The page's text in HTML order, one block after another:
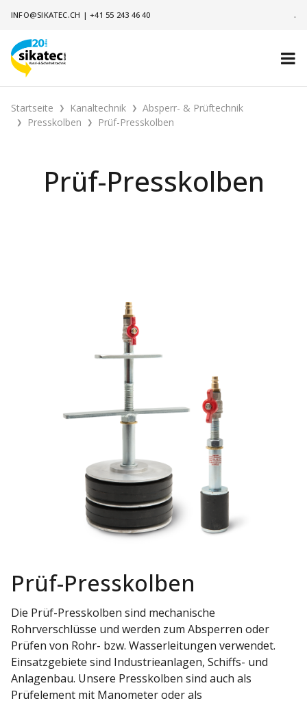
INFO@SIKATEC.CH |+41 55 243 46 40 .
Startseite Kanaltechnik
Absperr- & Prüftechnik
Presskolben
Prüf-Presskolben
Prüf-Presskolben
Prüf-Presskolben
Die Prüf-Presskolben sind mechanische
Rohrverschlüsse und werden zum Absperren oder
Prüfen von Rohr- bzw. Wasserleitungen verwendet.
Einsatzgebiete sind Industrieanlagen, Schiffs- und
Anlagenbau. Unsere Presskolben sind auch als
Prüfelement mit Manometer oder als